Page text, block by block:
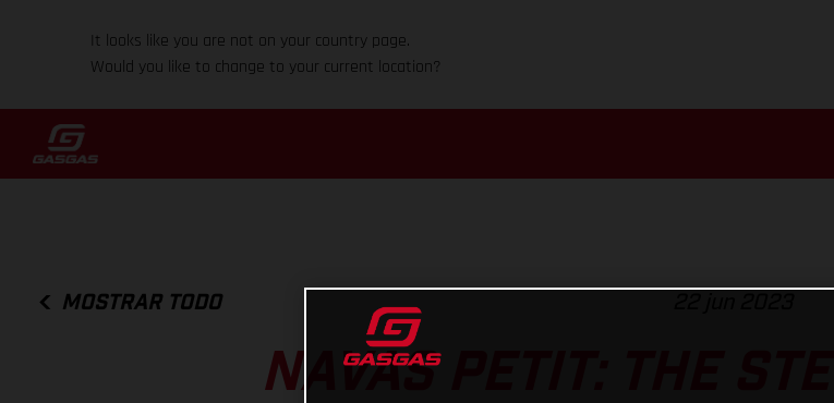
It looks like you are not on your country page.
Would you like to change to your current location?
MOSTRAR TODO
NAVAS PETIT: THE